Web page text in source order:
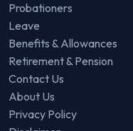
Probationers
Leave
Benefits & Allowances
Retirement & Pension
Contact Us
About Us
Privacy Policy